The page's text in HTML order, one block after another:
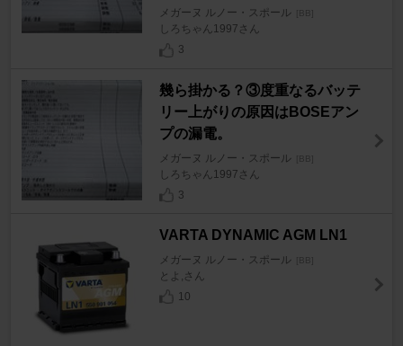
メガーヌ ルノー・スポール [BB]
しろちゃん1997さん
3
幾ら掛かる？③度重なるバッテ
リー上がりの原因はBOSEアン
プの漏電。
メガーヌ ルノー・スポール [BB]
しろちゃん1997さん
3
VARTA DYNAMIC AGM LN1
メガーヌ ルノー・スポール [BB]
とよ,さん
10